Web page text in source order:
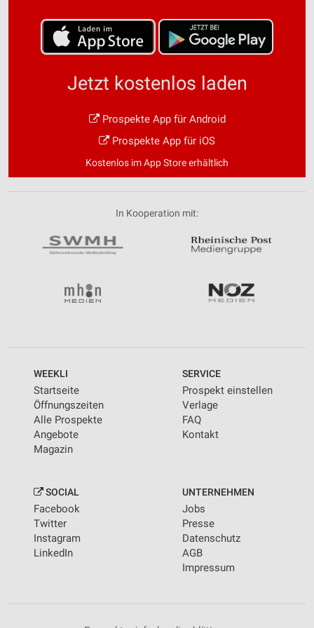
Jetzt kostenlos laden
Prospekte App für Android
Prospekte App für iOS
Kostenlos im App Store erhältlich
In Kooperation mit:
WEEKLI
Startseite
Öffnungszeiten
Alle Prospekte
Angebote
Magazin
SERVICE
Prospekt einstellen
Verlage
FAQ
Kontakt
SOCIAL
Facebook
Twitter
Instagram
LinkedIn
UNTERNEHMEN
Jobs
Presse
Datenschutz
AGB
Impressum